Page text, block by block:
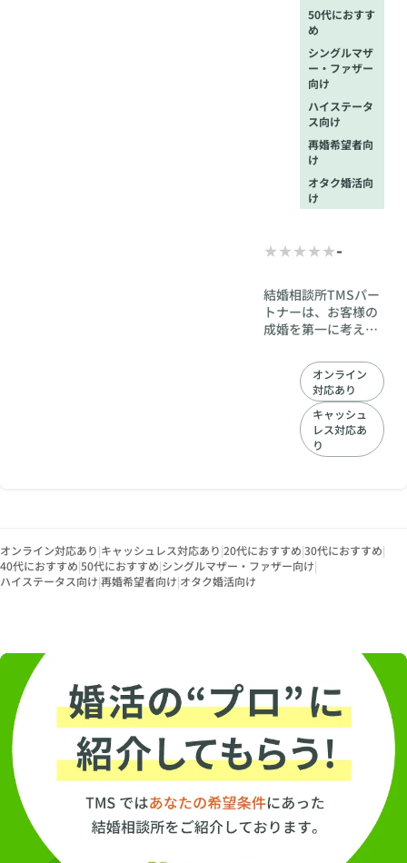
50代におすす
め
シングルマザ
ー・ファザー
向け
ハイステータ
ス向け
再婚希望者向
け
オタク婚活向
け
-
結婚相談所TMSパー
トナーは、お客様の
成婚を第一に考え、
まで、フルサポー
ト。20代30代40代
50代の方におすすめ
の結婚相談所です。
お客様を成婚まで導
きます。
オンライン
対応あり
キャッシュ
レス対応あ
り
オンライン対応あり|キャッシュレス対応あり|20代におすすめ|30代におすすめ|
40代におすすめ|50代におすすめ|シングルマザー・ファザー向け|
ハイステータス向け|再婚希望者向け|オタク婚活向け